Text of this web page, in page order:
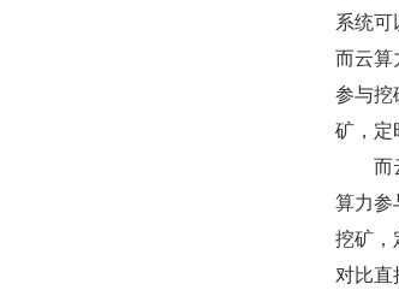
系统
而云算
参与挖
矿，定
而云
算力参
挖矿，
对比直